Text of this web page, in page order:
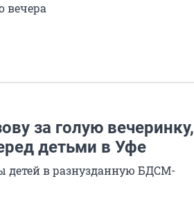
вечера
за голую вечеринку,
детьми в Уфе
детей в разнузданную БДСМ-